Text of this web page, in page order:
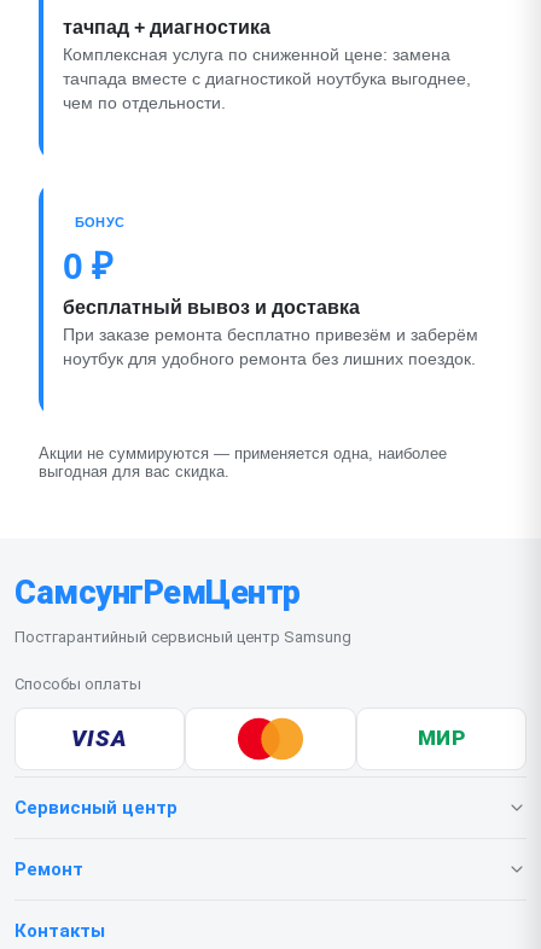
тачпад + диагностика
Комплексная услуга по сниженной цене: замена
тачпада вместе с диагностикой ноутбука выгоднее,
чем по отдельности.
БОНУС
0 ₽
бесплатный вывоз и доставка
При заказе ремонта бесплатно привезём и заберём
ноутбук для удобного ремонта без лишних поездок.
Акции не суммируются — применяется одна, наиболее
выгодная для вас скидка.
СамсунгРемЦентр
Постгарантийный сервисный центр Samsung
Способы оплаты
VISA МИР
Сервисный центр
О нашем сервисе
Ремонт
Телефонов
Контакты